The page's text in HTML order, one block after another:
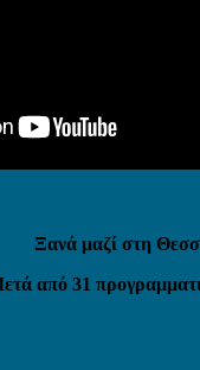
Ξανά μαζί στη
από 31